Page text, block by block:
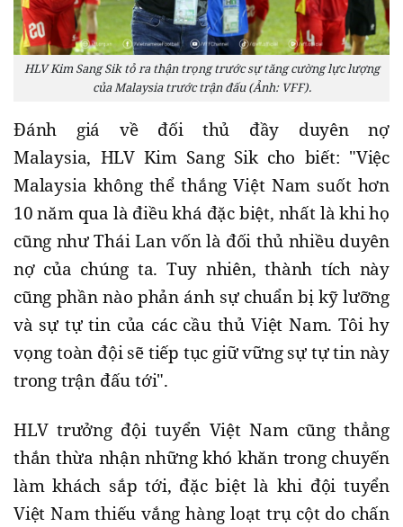
HLV Kim Sang Sik tỏ ra thận trọng trước sự tăng cường lực lượng
của Malaysia trước trận đấu (Ảnh: VFF).
Đánh giá về đối thủ đầy duyên nợ
Malaysia, HLV Kim Sang Sik cho biết: "Việc
Malaysia không thể thắng Việt Nam suốt hơn
10 năm qua là điều khá đặc biệt, nhất là khi họ
cũng như Thái Lan vốn là đối thủ nhiều duyên
nợ của chúng ta. Tuy nhiên, thành tích này
cũng phần nào phản ánh sự chuẩn bị kỹ lưỡng
và sự tự tin của các cầu thủ Việt Nam. Tôi hy
vọng toàn đội sẽ tiếp tục giữ vững sự tự tin này
trong trận đấu tới".
HLV trưởng đội tuyển Việt Nam cũng thẳng
thắn thừa nhận những khó khăn trong chuyến
làm khách sắp tới, đặc biệt là khi đội tuyển
Việt Nam thiếu vắng hàng loạt trụ cột do chấn